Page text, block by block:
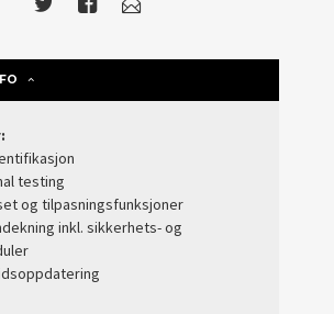
testing
og tilpasningsfunksjoner
inkl. sikkerhets- og